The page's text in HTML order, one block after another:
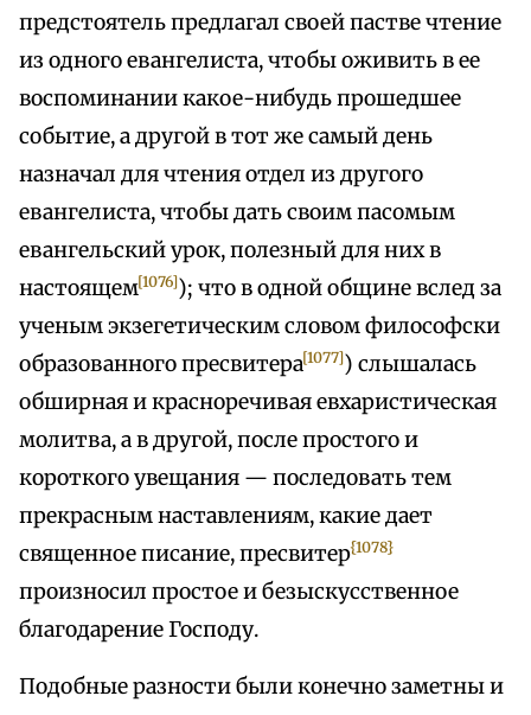
предстоятель предлагал своей пастве чтение
из одного евангелиста, чтобы оживить в ее
воспоминании какое-нибудь прошедшее
событие, а другой в тот же самый день
назначал для чтения отдел из другого
евангелиста, чтобы дать своим пасомым
евангельский урок, полезный для них в
настоящем[1076]); что в одной общине вслед за
ученым экзегетическим словом философски
образованного пресвитера[1077]) слышалась
обширная и красноречивая евхаристическая
молитва, а в другой, после простого и
короткого увещания — последовать тем
прекрасным наставлениям, какие дает
священное писание, пресвитер{1078}
произносил простое и безыскусственное
благодарение Господу.
Подобные разности были конечно заметны и